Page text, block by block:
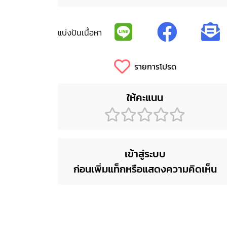
แบ่งปันเนื้อหา
รายการโปรด
ให้คะแนน
เข้าสู่ระบบ
ก่อนเพิ่มแท็กหรือแสดงความคิดเห็น